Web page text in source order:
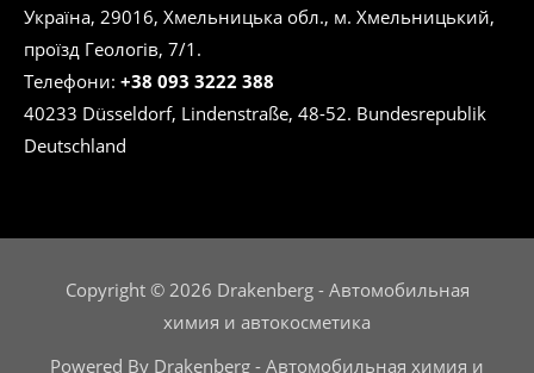
Україна, 29016, Хмельницька обл., м. Хмельницький,
проїзд Геологів, 7/1.
Телефони: +38 093 3222 388
40233 Düsseldorf, Lindenstraße, 48-52. Bundesrepublik
Deutschland
Copyright © 2026 Drakenberg - Автомобильная
химия и автокосметика
Powered By Drakenberg - Автомобильная химия и